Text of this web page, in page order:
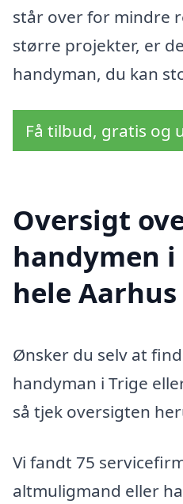
står over for mindre
større projekter, er
handyman, du kan
Få tilbud, gratis og
Oversigt
handymen
hele
Ønsker du selv at
handyman i Trige
så tjek oversigten
Vi fandt 75
altmuligmand eller